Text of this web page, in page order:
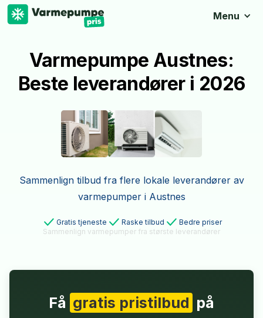
Menu
Varmepumpe Austnes:
Beste leverandører i 2026
Sammenlign tilbud fra flere lokale leverandører av
varmepumper i Austnes
Gratis tjeneste Raske tilbud
Bedre priser
Sammenlign varmepumper fra største leverandører
Få gratis pristilbud på